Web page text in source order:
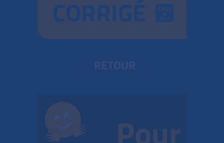
CORRIGÉ
RETOUR